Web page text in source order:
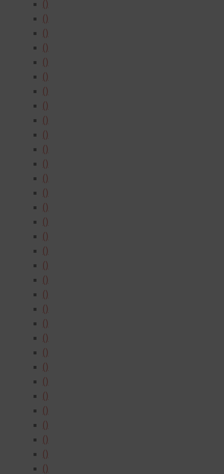
()
()
()
()
()
()
()
()
()
()
()
()
()
()
()
()
()
()
()
()
()
()
()
()
()
()
()
()
()
()
()
()
()